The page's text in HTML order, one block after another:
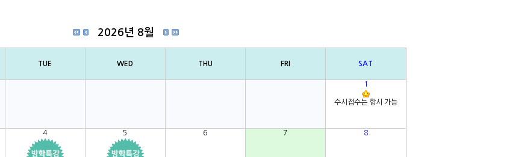
2026년 8월
TUE WED THU FRI SAT
1
수시접수는 항시 가능
4 5 6 7 8